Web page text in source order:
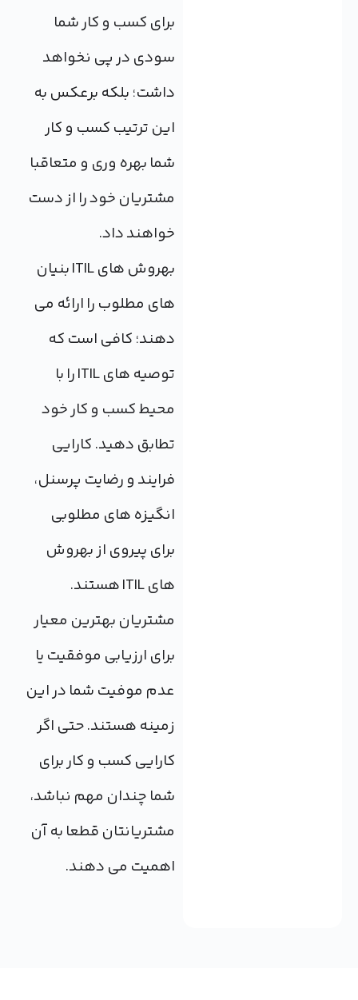
برای کسب و کار شما
سودی در پی نخواهد
داشت؛ بلکه برعکس به
این ترتیب کسب و کار
شما بهره وری و متعاقبا
مشتریان خود را از دست
خواهند داد.
بهروش های ITIL بنیان
های مطلوب را ارائه می
دهند؛ کافی است که
توصیه های ITIL را با
محیط کسب و کار خود
تطابق دهید. کارایی
فرایند و رضایت پرسنل،
انگیزه های مطلوبی
برای پیروی از بهروش
های ITIL هستند.
مشتریان بهترین معیار
برای ارزیابی موفقیت یا
عدم موفیت شما در این
زمینه هستند. حتی اگر
کارایی کسب و کار برای
شما چندان مهم نباشد،
مشتریانتان قطعا به آن
اهمیت می دهند.